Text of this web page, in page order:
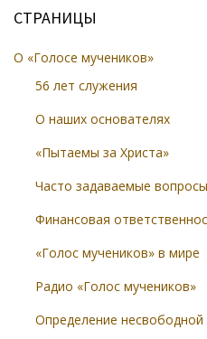
СТРАНИЦЫ
О «Голосе мучеников»
56 лет служения
О наших основателях
«Пытаемы за Христа»
Часто задаваемые вопросы
Финансовая
«Голос мучеников» в мире
Радио «Голос мучеников»
Определение несвободной